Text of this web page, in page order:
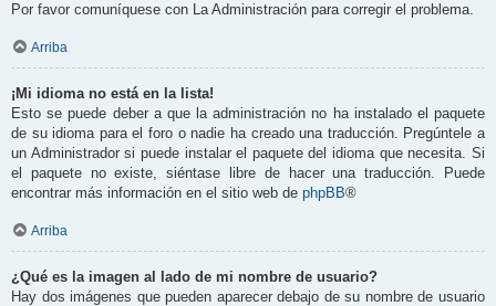
Por favor comuníquese con La Administración para corregir el problema.
Arriba
¡Mi idioma no está en la lista!
Esto se puede deber a que la administración no ha instalado el paquete
de su idioma para el foro o nadie ha creado una traducción. Pregúntele a
un Administrador si puede instalar el paquete del idioma que necesita. Si
el paquete no existe, siéntase libre de hacer una traducción. Puede
encontrar más información en el sitio web de phpBB®
Arriba
¿Qué es la imagen al lado de mi nombre de usuario?
Hay dos imágenes que pueden aparecer debajo de su nombre de usuario